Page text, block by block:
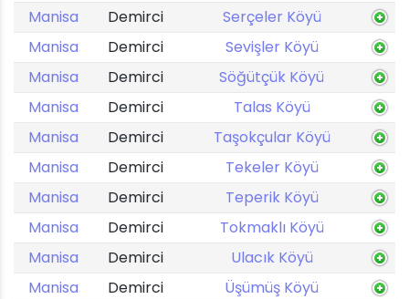
Manisa
Demirci
Serçeler Köyü
Manisa
Demirci
Sevişler Köyü
Manisa
Demirci
Söğütçük Köyü
Manisa
Demirci
Talas Köyü
Manisa
Demirci
Taşokçular Köyü
Manisa
Demirci
Tekeler Köyü
Manisa
Demirci
Teperik Köyü
Manisa
Demirci
Tokmaklı Köyü
Manisa
Demirci
Ulacık Köyü
Manisa
Demirci
Üşümüş Köyü